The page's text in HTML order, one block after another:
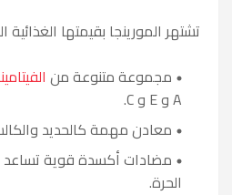
تشتهر المورينجا بقيمتها الغذائية
مجموعة متنوعة من
A و E و C.
معادن مهمة كالحديد
مضادات أكسدة قوية
الحرة.